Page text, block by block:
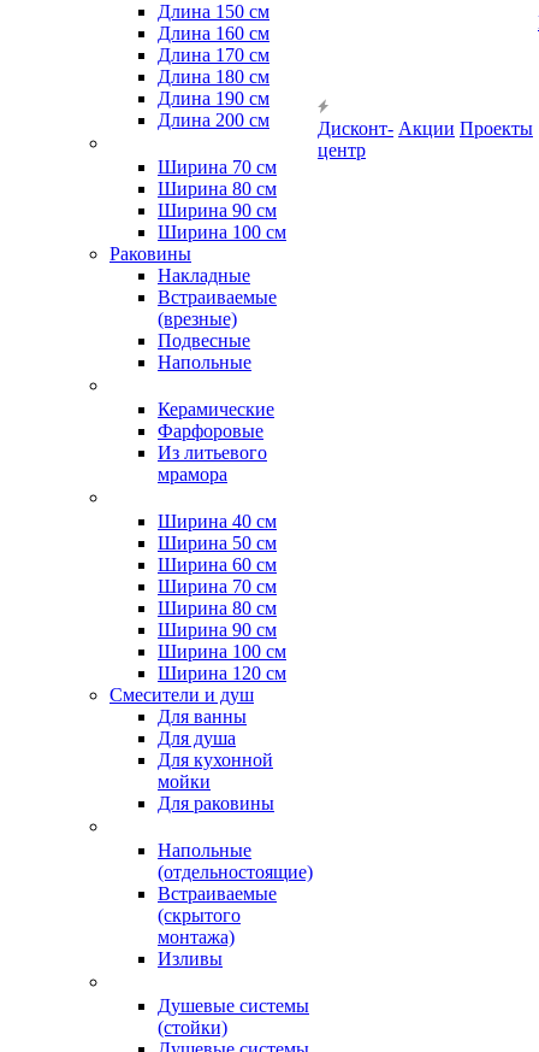
Длина 150 см
Длина 160 см
Длина 170 см
Длина 180 см
Длина 190 см
Длина 200 см
Ширина 70 см
Ширина 80 см
Ширина 90 см
Ширина 100 см
Раковины
Накладные
Встраиваемые
(врезные)
Подвесные
Напольные
Керамические
Фарфоровые
Из литьевого
мрамора
Ширина 40 см
Ширина 50 см
Ширина 60 см
Ширина 70 см
Ширина 80 см
Ширина 90 см
Ширина 100 см
Ширина 120 см
Смесители и душ
Для ванны
Для душа
Для кухонной
мойки
Для раковины
Напольные
(отдельностоящие)
Встраиваемые
(скрытого
монтажа)
Изливы
Душевые системы
(стойки)
Дисконт-
центр
Акции Проекты